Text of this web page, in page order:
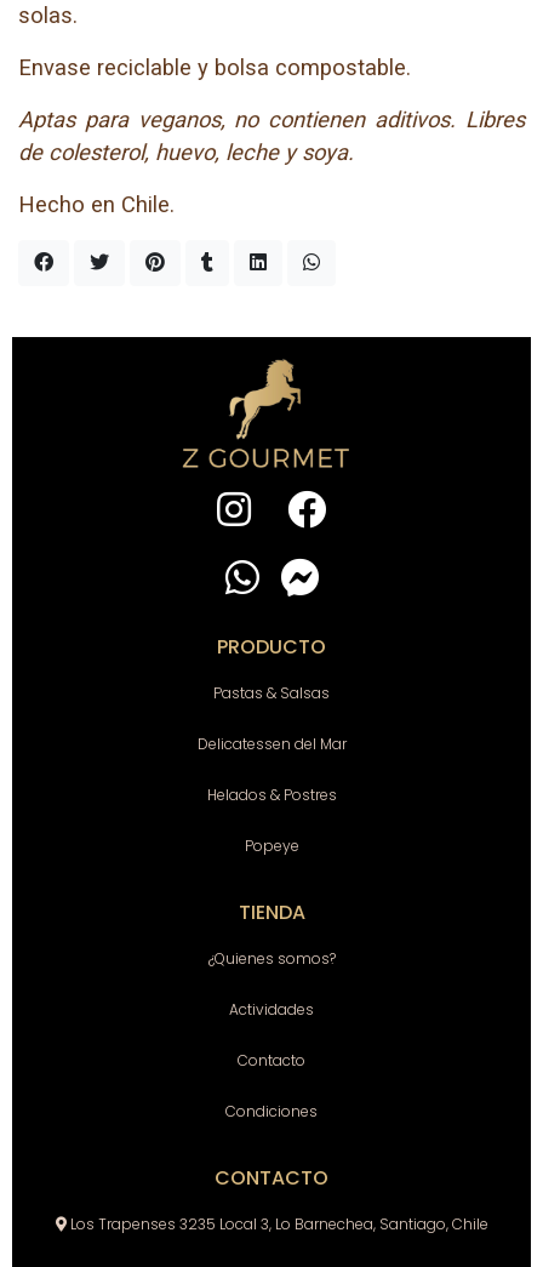
solas.
Envase reciclable y bolsa compostable.
Aptas para veganos, no contienen aditivos. Libres
de colesterol, huevo, leche y soya.
Hecho en Chile.
PRODUCTO
Pastas & Salsas
Delicatessen del Mar
Helados & Postres
Popeye
TIENDA
¿Quienes somos?
Actividades
Contacto
Condiciones
CONTACTO
Los Trapenses 3235 Local 3, Lo Barnechea, Santiago, Chile